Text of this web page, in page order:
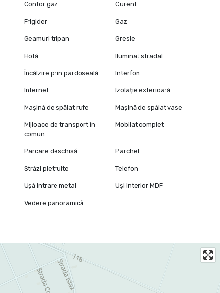
Contor gaz Curent
Frigider Gaz
Geamuri tripan Gresie
Hotă Iluminat stradal
Încălzire prin pardoseală Interfon
Internet Izolație exterioară
Mașină de spălat rufe Mașină de spălat vase
Mijloace de transport în
comun
Mobilat complet
Parcare deschisă Parchet
Străzi pietruite Telefon
Ușă intrare metal Uși interior MDF
Vedere panoramică